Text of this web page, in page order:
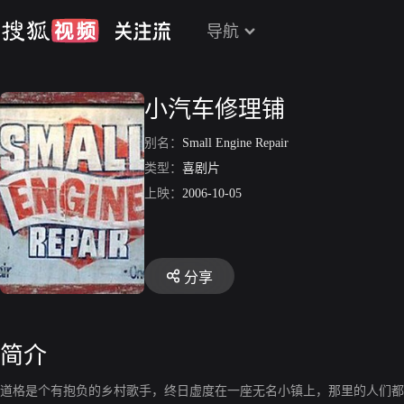
导航
小汽车修理铺
别名： Small Engine Repair
类型： 喜剧片
上映： 2006-10-05
分享
简介
道格是个有抱负的乡村歌手，终日虚度在一座无名小镇上，那里的人